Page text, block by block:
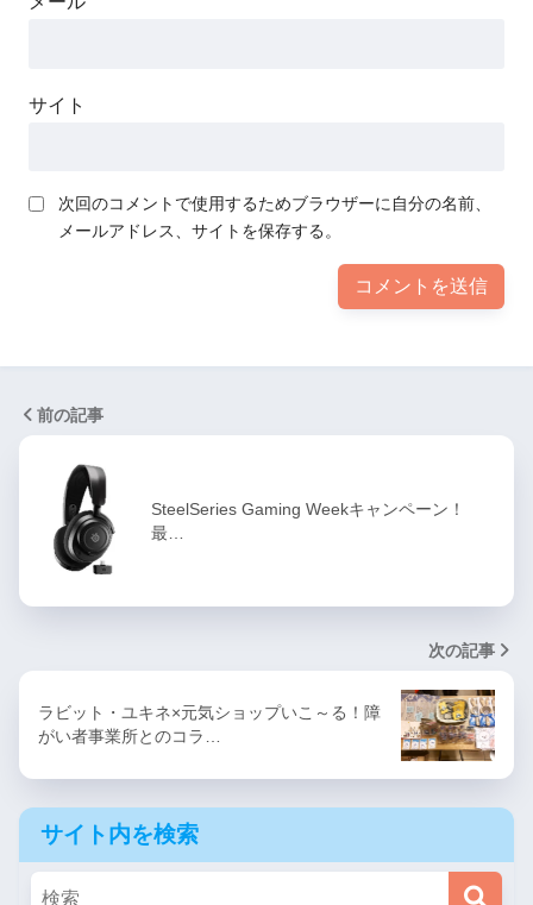
サイト
次回のコメントで使用するためブラウザーに自分の名前、
メールアドレス、サイトを保存する。
前の記事
SteelSeries Gaming Weekキャンペーン！
最…
次の記事
ラビット・ユキネ×元気ショップいこ～る！障
がい者事業所とのコラ…
サイト内を検索